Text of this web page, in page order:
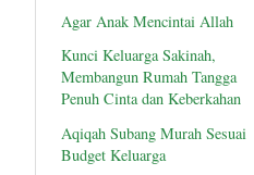
Agar Anak Mencintai Allah
Kunci Keluarga Sakinah,
Membangun Rumah Tangga
Penuh Cinta dan Keberkahan
Aqiqah Subang Murah Sesuai
Budget Keluarga